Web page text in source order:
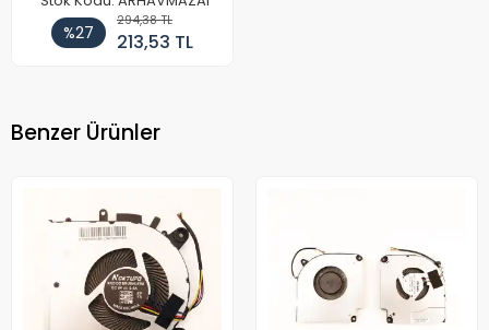
%27
294,38 TL
213,53 TL
Benzer Ürünler